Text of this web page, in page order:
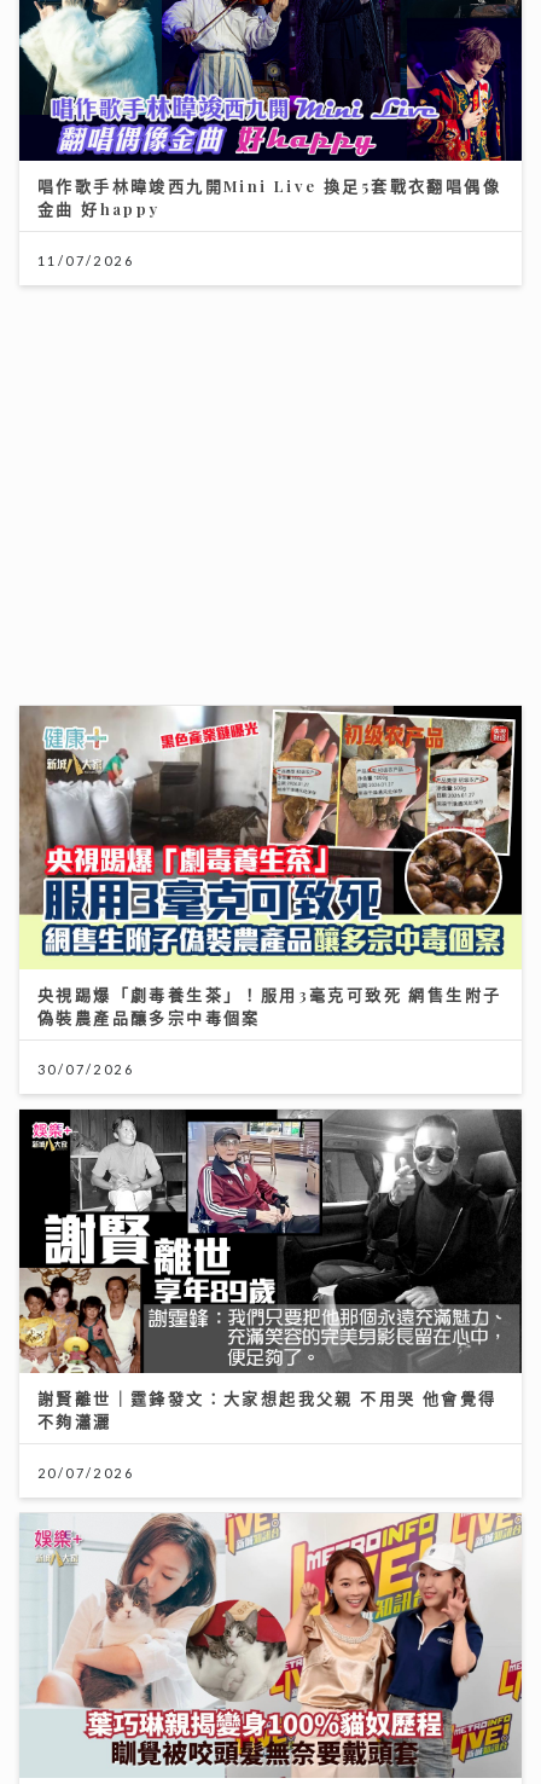
唱作歌手林暐竣西九開Mini Live 換足5套戰衣翻唱偶像
金曲 好happy
11/07/2026
央視踢爆「劇毒養生茶」！服用3毫克可致死 網售生附子
偽裝農產品釀多宗中毒個案
30/07/2026
謝賢離世｜霆鋒發文：大家想起我父親 不用哭 他會覺得
不夠瀟灑
20/07/2026